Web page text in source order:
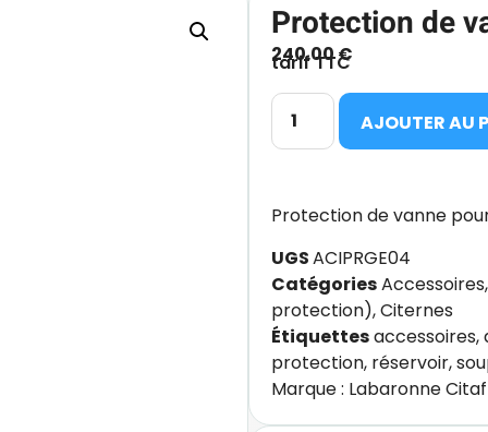
Protection de
240.00€
tarif TTC
AJOUTER AU
Protection de vanne
UGSACIPRGE04
CatégoriesAccessoires,
protection),Citernes
Étiquettesaccessoires,
protection, réservoir,
Marque : Labaronne Citaf